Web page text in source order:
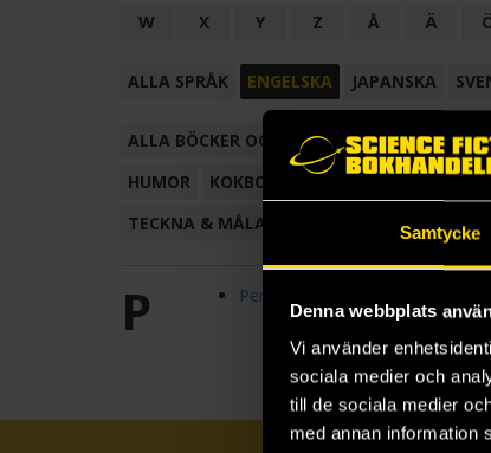
Samtycke
Denna webbplats
Vi använder
sociala medier och
till de sociala medier
med annan information
W
X Y Z Å Ä
ALLA SPRÅK ENGELSKA JAPANSKA
ALLA BÖCKER OCH TECKNADE SERIER
HUMOR
KOKBOK KONSTBOK
TECKNA & MÅLA
TECKNAD SERIE
P Penguin's Lovecraft, USA